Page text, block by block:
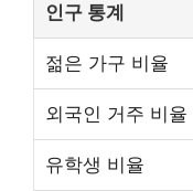
인구 통계
젊은 가구 비율
외국인 거주 비율
유학생 비율